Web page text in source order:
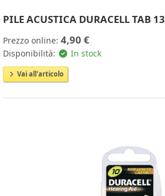
PILE ACUSTICA DURACELL TAB 13
Prezzo online: 4,90 €
Disponibilità: In stock
Vai all'articolo